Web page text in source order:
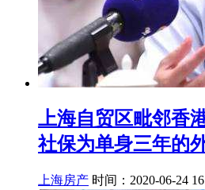
上海自贸区毗邻香
社保为单身三年的
上海房产 时间：2020-06-24